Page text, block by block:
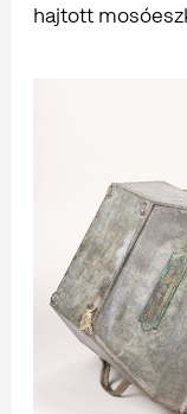
hajtott